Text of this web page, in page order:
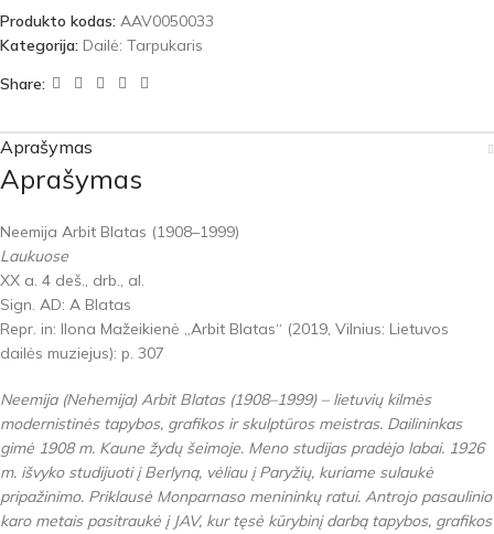
Produkto kodas: AAV0050033
Kategorija: Dailė: Tarpukaris
Share:
Aprašymas
Aprašymas
Neemija Arbit Blatas (1908–1999)
Laukuose
XX a. 4 deš., drb., al.
Sign. AD: A Blatas
Repr. in: Ilona Mažeikienė „Arbit Blatas“ (2019, Vilnius: Lietuvos
dailės muziejus): p. 307
Neemija (Nehemija) Arbit Blatas (1908–1999) – lietuvių kilmės
modernistinės tapybos, grafikos ir skulptūros meistras. Dailininkas
gimė 1908 m. Kaune žydų šeimoje. Meno studijas pradėjo labai. 1926
m. išvyko studijuoti į Berlyną, vėliau į Paryžių, kuriame sulaukė
pripažinimo. Priklausė Monparnaso menininkų ratui. Antrojo pasaulinio
karo metais pasitraukė į JAV, kur tęsė kūrybinį darbą tapybos, grafikos